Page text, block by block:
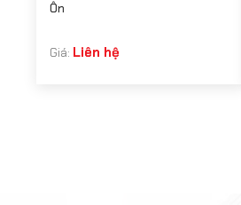
Ôn
Giá: Liên hệ